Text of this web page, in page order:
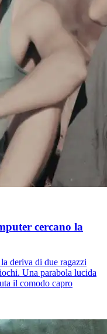
cercano la
deriva di due ragazzi
Una parabola lucida
il comodo capro